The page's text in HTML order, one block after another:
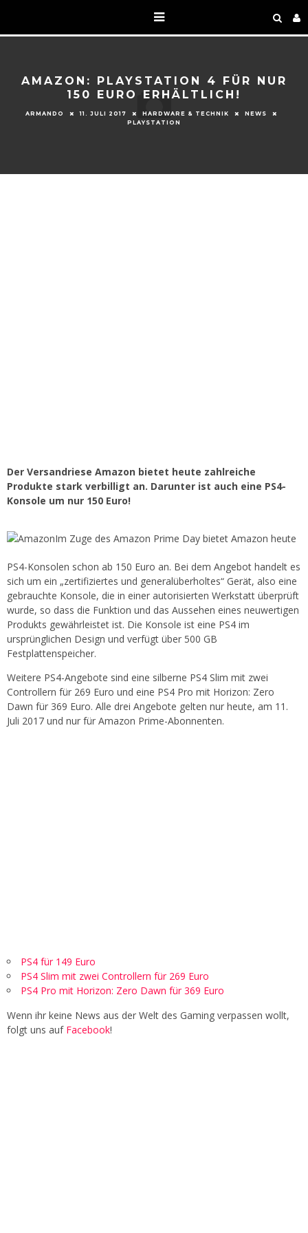
AMAZON: PLAYSTATION 4 FÜR NUR
150 EURO ERHÄLTLICH!
ARMANDO 11. JULI 2017 HARDWARE & TECHNIK
NEWS
PLAYSTATION
Der Versandriese Amazon bietet heute zahlreiche
Produkte stark verbilligt an. Darunter ist auch eine PS4-
Konsole um nur 150 Euro!
Im Zuge des Amazon Prime Day bietet Amazon heute
PS4-Konsolen schon ab 150 Euro an. Bei dem Angebot handelt es
sich um ein „zertifiziertes und generalüberholtes“ Gerät, also eine
gebrauchte Konsole, die in einer autorisierten Werkstatt überprüft
wurde, so dass die Funktion und das Aussehen eines neuwertigen
Produkts gewährleistet ist. Die Konsole ist eine PS4 im
ursprünglichen Design und verfügt über 500 GB
Festplattenspeicher.
Weitere PS4-Angebote sind eine silberne PS4 Slim mit zwei
Controllern für 269 Euro und eine PS4 Pro mit Horizon: Zero
Dawn für 369 Euro. Alle drei Angebote gelten nur heute, am 11.
Juli 2017 und nur für Amazon Prime-Abonnenten.
PS4 für 149 Euro
PS4 Slim mit zwei Controllern für 269 Euro
PS4 Pro mit Horizon: Zero Dawn für 369 Euro
Wenn ihr keine News aus der Welt des Gaming verpassen wollt,
folgt uns auf Facebook!